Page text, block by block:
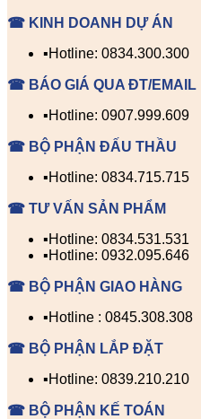
☎ KINH DOANH DỰ ÁN
▪️Hotline: 0834.300.300
☎ BÁO GIÁ QUA ĐT/EMAIL
▪️Hotline: 0907.999.609
☎ BỘ PHẬN ĐẤU THẦU
▪️Hotline: 0834.715.715
☎ TƯ VẤN SẢN PHẨM
▪️Hotline: 0834.531.531
▪️Hotline: 0932.095.646
☎ BỘ PHẬN GIAO HÀNG
▪️Hotline : 0845.308.308
☎ BỘ PHẬN LẮP ĐẶT
▪️Hotline: 0839.210.210
☎ BỘ PHẬN KẾ TOÁN